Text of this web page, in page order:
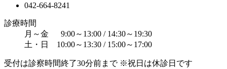
042-664-8241
診療時間
月～金 9:00～13:00 / 14:30～19:30
土・日 10:00～13:30 / 15:00～17:00
受付は診察時間終了30分前まで ※祝日は休診日です